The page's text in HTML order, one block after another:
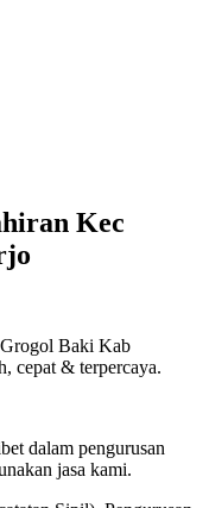
Kec
Grogol Baki Kab
cepat & terpercaya.
dalam pengurusan
jasa kami.